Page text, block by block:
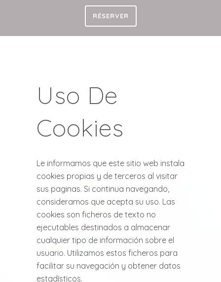
RÉSERVER
Uso De
Cookies
Le informamos que este sitio web instala
cookies propias y de terceros al visitar
sus paginas. Si continua navegando,
consideramos que acepta su uso. Las
cookies son ficheros de texto no
ejecutables destinados a almacenar
cualquier tipo de información sobre el
usuario. Utilizamos estos ficheros para
facilitar su navegación y obtener datos
estadísticos.